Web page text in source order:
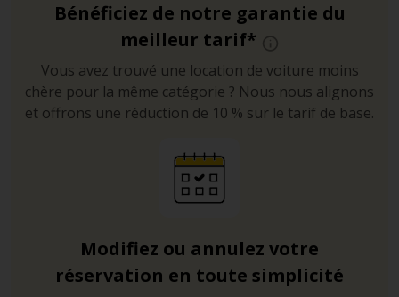
qu’à signaler un danger.
Certaines des ruelles de Comiso peuvent être très
étroites et peu propices aux marches arrière. La location
d’un GPS vous sera utile pour éviter ce type de contre-
temps.
Sur les petites routes, vous avez plus de change de
rencontrer un troupeau de moutons qu’un
virages de montagnes parfois traitres.
Selon le code de la route italien, les feux de croisement
Bénéficiez de notre garantie du
meilleur tarif*
Vous avez trouvé une location de voiture moins
chère pour la même catégorie ? Nous nous alignons
et offrons une réduction de 10 % sur le tarif de base.
Modifiez ou annulez votre
réservation en toute simplicité